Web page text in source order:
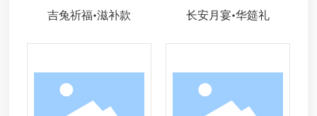
吉兔祈福•滋补款 长安月宴•华筵礼